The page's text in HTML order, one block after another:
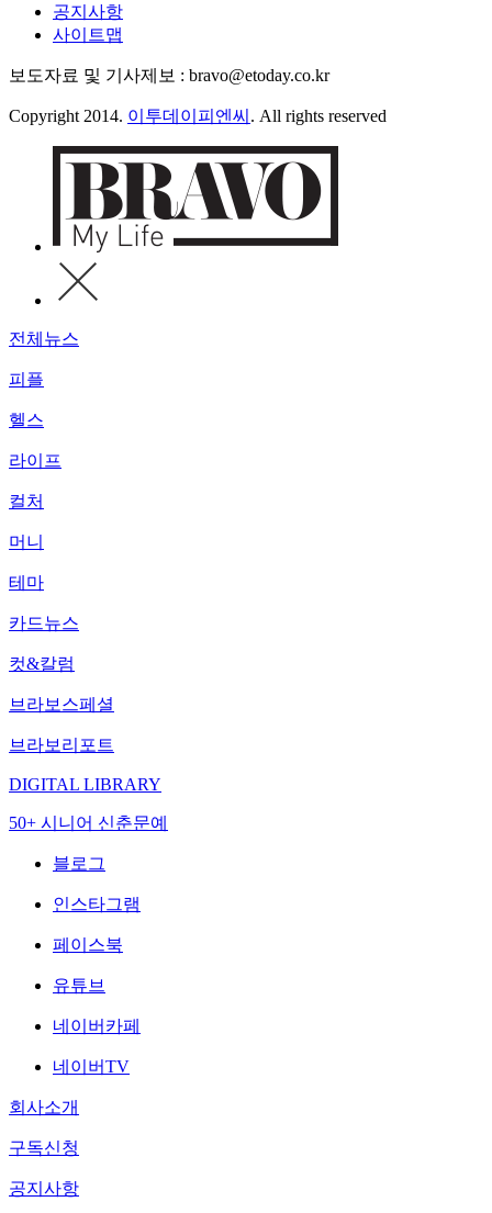
공지사항
사이트맵
보도자료 및 기사제보 : bravo@etoday.co.kr
Copyright 2014. 이투데이피엔씨 . All rights reserved
전체뉴스
피플
헬스
라이프
컬처
머니
테마
카드뉴스
컷&칼럼
브라보스페셜
브라보리포트
DIGITAL LIBRARY
50+ 시니어 신춘문예
블로그
인스타그램
페이스북
유튜브
네이버카페
네이버TV
회사소개
구독신청
공지사항